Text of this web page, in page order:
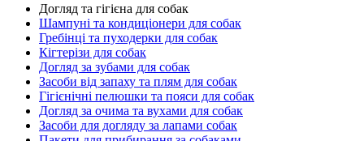
Догляд та гігієна для собак
Шампуні та кондиціонери для собак
Гребінці та пуходерки для собак
Кігтерізи для собак
Догляд за зубами для собак
Засоби від запаху та плям для собак
Гігієнічні пелюшки та пояси для собак
Догляд за очима та вухами для собак
Засоби для догляду за лапами собак